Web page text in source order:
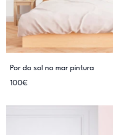
Por do sol no mar pintura
100€